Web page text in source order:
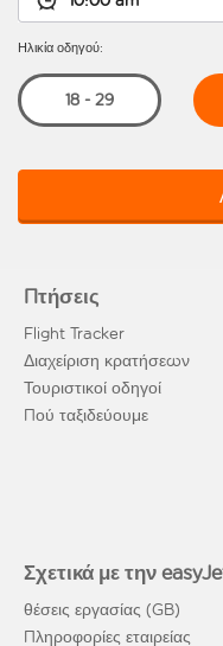
Ηλικία οδηγού:
18 - 29
Πτήσεις
Flight Tracker
Διαχείριση κρατήσεων
Τουριστικοί οδηγοί
Πού ταξιδεύουμε
Σχετικά με την
θέσεις εργασίας (GB)
Πληροφορίες εταιρείας